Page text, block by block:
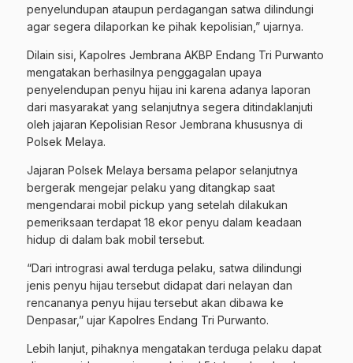
penyelundupan ataupun perdagangan satwa dilindungi
agar segera dilaporkan ke pihak kepolisian,” ujarnya.
Dilain sisi, Kapolres Jembrana AKBP Endang Tri Purwanto
mengatakan berhasilnya penggagalan upaya
penyelendupan penyu hijau ini karena adanya laporan
dari masyarakat yang selanjutnya segera ditindaklanjuti
oleh jajaran Kepolisian Resor Jembrana khususnya di
Polsek Melaya.
Jajaran Polsek Melaya bersama pelapor selanjutnya
bergerak mengejar pelaku yang ditangkap saat
mengendarai mobil pickup yang setelah dilakukan
pemeriksaan terdapat 18 ekor penyu dalam keadaan
hidup di dalam bak mobil tersebut.
“Dari intrograsi awal terduga pelaku, satwa dilindungi
jenis penyu hijau tersebut didapat dari nelayan dan
rencananya penyu hijau tersebut akan dibawa ke
Denpasar,” ujar Kapolres Endang Tri Purwanto.
Lebih lanjut, pihaknya mengatakan terduga pelaku dapat